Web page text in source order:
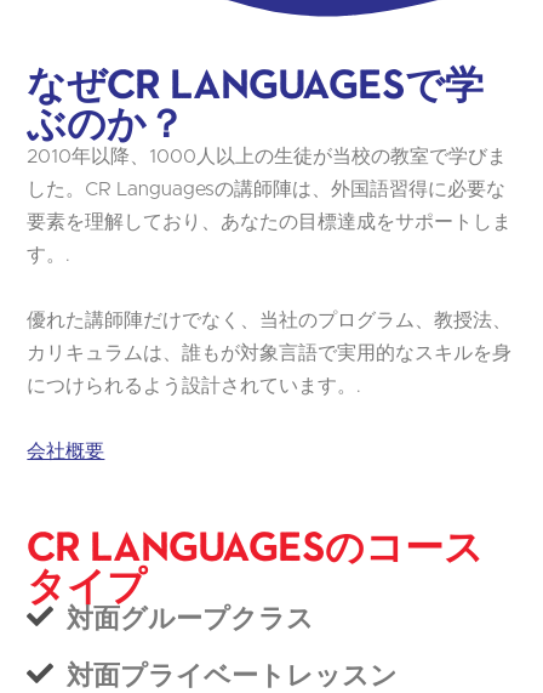
なぜCR Languagesで学
ぶのか？
2010年以降、1000人以上の生徒が当校の教室で学びま
した。CR Languagesの講師陣は、外国語習得に必要な
要素を理解しており、あなたの目標達成をサポートしま
す。.
優れた講師陣だけでなく、当社のプログラム、教授法、
カリキュラムは、誰もが対象言語で実用的なスキルを身
につけられるよう設計されています。.
会社概要
CR Languagesのコース
タイプ
対面グループクラス
対面プライベートレッスン